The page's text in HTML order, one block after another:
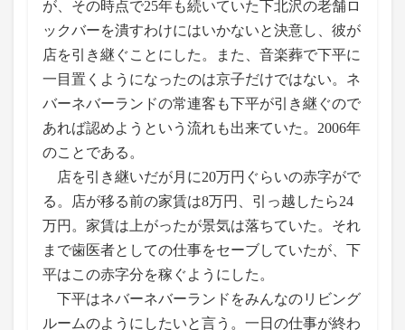
が、その時点で25年も続いていた下北沢の老舗ロ
ックバーを潰すわけにはいかないと決意し、彼が
店を引き継ぐことにした。また、音楽葬で下平に
一目置くようになったのは京子だけではない。ネ
バーネバーランドの常連客も下平が引き継ぐので
あれば認めようという流れも出来ていた。2006年
のことである。
店を引き継いだが月に20万円ぐらいの赤字がで
る。店が移る前の家賃は8万円、引っ越したら24
万円。家賃は上がったが景気は落ちていた。それ
まで歯医者としての仕事をセーブしていたが、下
平はこの赤字分を稼ぐようにした。
下平はネバーネバーランドをみんなのリビング
ルームのようにしたいと言う。一日の仕事が終わ